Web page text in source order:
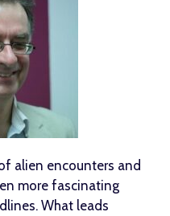
alien encounters and
more fascinating
What leads